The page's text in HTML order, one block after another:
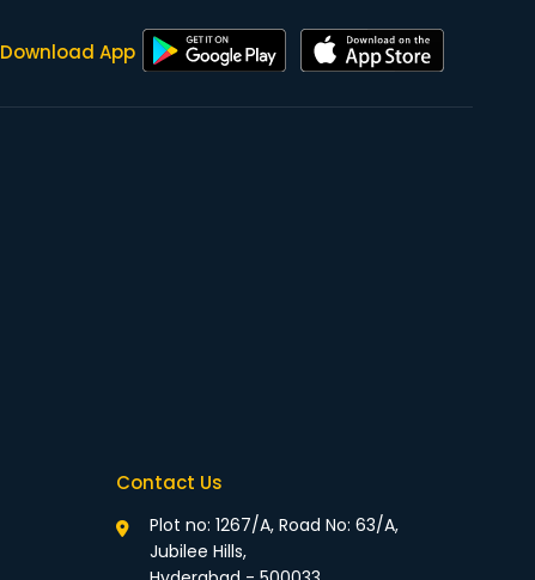
Download App
Contact Us
Plot no: 1267/A, Road No: 63/A,
Jubilee Hills,